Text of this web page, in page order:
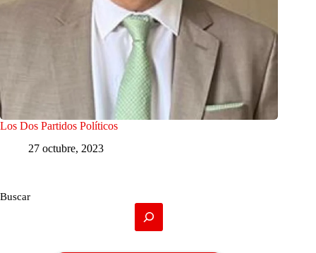
Los Dos Partidos Políticos
27 octubre, 2023
Buscar